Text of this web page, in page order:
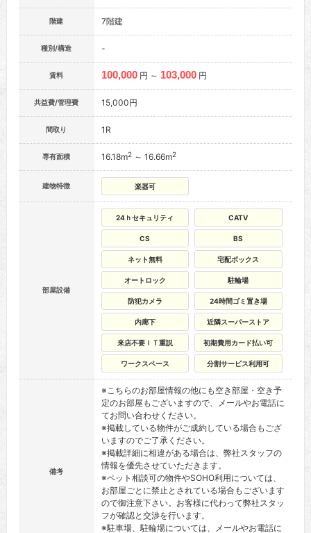
階建 7階建
種別/構造 -
賃料 100,000 円 ～ 103,000 円
共益費/管理費 15,000円
間取り 1R
専有面積 16.18m2～ 16.66m2
建物特徴 楽器可
部屋設備
24ｈセキュリティ CATV
CS BS
ネット無料 宅配ボックス
オートロック 駐輪場
防犯カメラ 24時間ゴミ置き場
内廊下 近隣スーパーストア
来店不要ＩＴ重説 初期費用カード払い可
ワークスペース 分割サービス利用可
備考
※こちらのお部屋情報の他にも空き部屋・空き予
定のお部屋もございますので、メールやお電話に
てお問い合わせください。
※掲載している物件がご成約している場合もござ
いますのでご了承ください。
※掲載詳細に相違がある場合は、弊社スタッフの
情報を優先させていただきます。
※ペット相談可の物件やSOHO利用については、
お部屋ごとに禁止とされている場合もございます
ので御注意下さい。お客様に代わって弊社スタッ
フが確認と交渉を行います。
※駐車場、駐輪場については、メールやお電話に